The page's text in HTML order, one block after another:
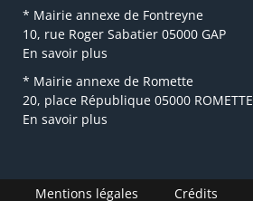
* Mairie annexe de Fontreyne
10, rue Roger Sabatier 05000 GAP
En savoir plus
* Mairie annexe de Romette
20, place République 05000 ROMETTE
En savoir plus
Mentions légales Crédits